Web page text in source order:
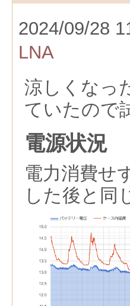
2024/09/28
LNA
涼しくなっ
ていたので
電源状況
電力消費せ
した後と同